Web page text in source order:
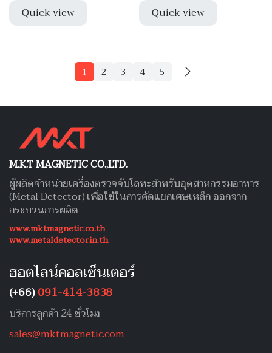
Quick view Quick view
1 2 3 4 5
M.K.T MAGNETIC CO.,LTD.
ผู้ผลิตจำหน่ายเครื่องตรวจจับโลหะสำหรับอุตสาหกรรมอาหาร
(Metal Detector) เพื่อใช้ในการคัดแยกเศษเหล็ก ออกจาก
กระบวนการผลิต
www.mktmagnetic.co.th
www.metaldetector.in.th
ฮอตไลน์คอลเซ็นเตอร์
(+66)091-414-3838
บริการลูกค้า 24 ชั่วโมง
sales@mktmagnetic.com